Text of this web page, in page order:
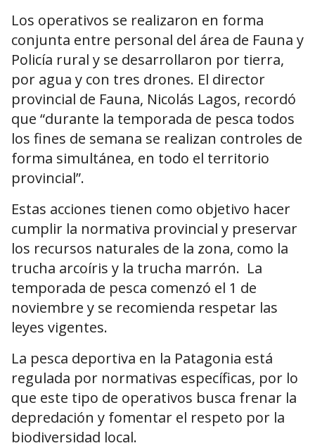
Los operativos se realizaron en forma
conjunta entre personal del área de Fauna y
Policía rural y se desarrollaron por tierra,
por agua y con tres drones. El director
provincial de Fauna, Nicolás Lagos, recordó
que “durante la temporada de pesca todos
los fines de semana se realizan controles de
forma simultánea, en todo el territorio
provincial”.
Estas acciones tienen como objetivo hacer
cumplir la normativa provincial y preservar
los recursos naturales de la zona, como la
trucha arcoíris y la trucha marrón. La
temporada de pesca comenzó el 1 de
noviembre y se recomienda respetar las
leyes vigentes.
La pesca deportiva en la Patagonia está
regulada por normativas específicas, por lo
que este tipo de operativos busca frenar la
depredación y fomentar el respeto por la
biodiversidad local.